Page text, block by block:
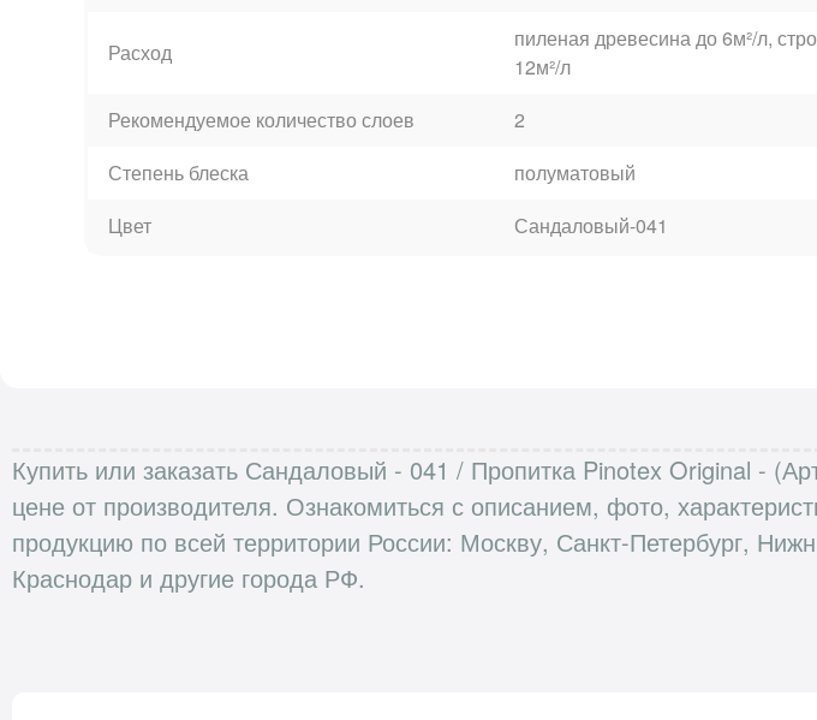
Расход
пиленая древесина до 6м²/л,
12м²/л
Рекомендуемое количество слоев
2
Степень блеска
полуматовый
Цвет
Сандаловый-041
Купить или заказать Сандаловый - 041 / Пропитка Pinotex Original -
цене от производителя. Ознакомиться с описанием, фото,
продукцию по всей территории России: Москву, Санкт-Петербург,
Краснодар и другие города РФ.